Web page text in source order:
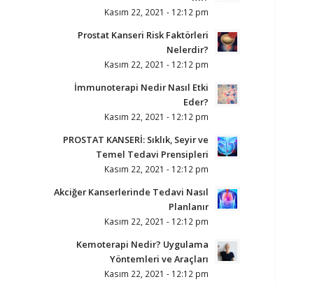
Kasım 22, 2021 - 12:12 pm
Prostat Kanseri Risk Faktörleri
Nelerdir?
Kasım 22, 2021 - 12:12 pm
İmmunoterapi Nedir Nasıl Etki
Eder?
Kasım 22, 2021 - 12:12 pm
PROSTAT KANSERİ: Sıklık, Seyir ve
Temel Tedavi Prensipleri
Kasım 22, 2021 - 12:12 pm
Akciğer Kanserlerinde Tedavi Nasıl
Planlanır
Kasım 22, 2021 - 12:12 pm
Kemoterapi Nedir? Uygulama
Yöntemleri ve Araçları
Kasım 22, 2021 - 12:12 pm